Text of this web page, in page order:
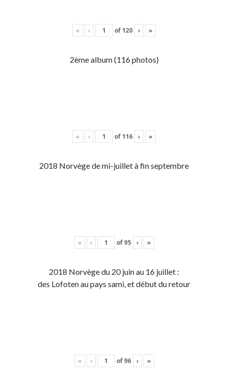
« ‹ of 120 › »
2ème album (116 photos)
« ‹ of 116 › »
2018 Norvège de mi-juillet à fin septembre
« ‹ of95 › »
2018 Norvège du 20 juin au 16 juillet :
des Lofoten au pays sami, et début du retour
« ‹ of96 › »